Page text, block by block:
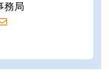
務局